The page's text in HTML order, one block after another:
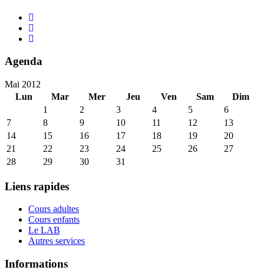
Agenda
Mai 2012
Lun
Mar Mer Jeu Ven Sam
Dim
1
2 3 4 5
6
7
8 9 10 11 12
13
14
15 16 17 18 19
20
21
22 23 24 25 26
27
28
29 30 31
Liens rapides
Cours adultes
Cours enfants
Le LAB
Autres services
Informations